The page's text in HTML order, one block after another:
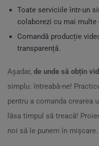
Toate serviciile într-un
colaborezi cu mai multe
Comandă producție
transparență.
Așadar, de unde să obțin
simplu: întreabă-ne!
pentru a comanda crearea
lăsa timpul să treacă!
noi să le punem în mișcare.